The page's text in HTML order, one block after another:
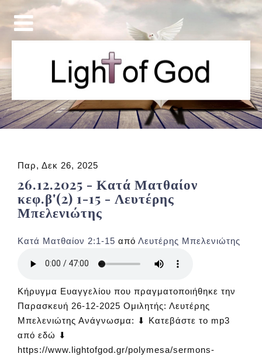
Παρ, Δεκ 26, 2025
26.12.2025 - Κατά Ματθαίον
κεφ.β'(2) 1-15 - Λευτέρης
Μπελενιώτης
Κατά Ματθαίον 2:1-15 από Λευτέρης Μπελενιώτης
Κήρυγμα Ευαγγελίου που πραγματοποιήθηκε την
Παρασκευή 26-12-2025 Ομιλητής: Λευτέρης
Μπελενιώτης Ανάγνωσμα: ⬇ Κατεβάστε το mp3
από εδώ ⬇
https://www.lightofgod.gr/polymesa/sermons-